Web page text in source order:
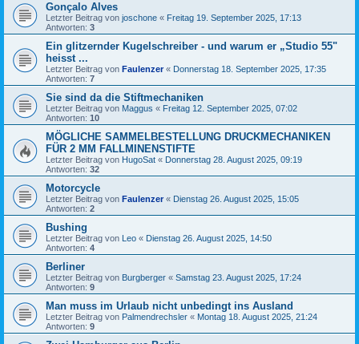
Gonçalo Alves
Letzter Beitrag von joschone « Freitag 19. September 2025, 17:13
Antworten: 3
Ein glitzernder Kugelschreiber - und warum er „Studio 55"
heisst ...
Letzter Beitrag von Faulenzer« Donnerstag 18. September 2025, 17:35
Antworten: 7
Sie sind da die Stiftmechaniken
Letzter Beitrag von Maggus « Freitag 12. September 2025, 07:02
Antworten: 10
MÖGLICHE SAMMELBESTELLUNG DRUCKMECHANIKEN
FÜR 2 MM FALLMINENSTIFTE
Letzter Beitrag von HugoSat « Donnerstag 28. August 2025, 09:19
Antworten: 32
Motorcycle
Letzter Beitrag von Faulenzer « Dienstag 26. August 2025, 15:05
Antworten: 2
Bushing
Letzter Beitrag von Leo « Dienstag 26. August 2025, 14:50
Antworten: 4
Berliner
Letzter Beitrag von Burgberger « Samstag 23. August 2025, 17:24
Antworten: 9
Man muss im Urlaub nicht unbedingt ins Ausland
Letzter Beitrag von Palmendrechsler « Montag 18. August 2025, 21:24
Antworten: 9